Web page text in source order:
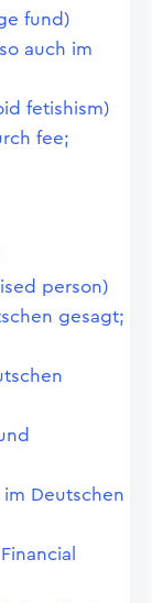
fund)
auch im
fetishism)
fee;
person)
gesagt;
Deutschen